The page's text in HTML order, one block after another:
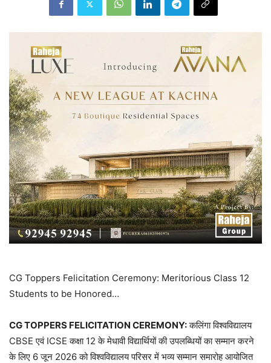
CG Toppers Felicitation Ceremony: Meritorious Class 12
Students to be Honored…
CG TOPPERS FELICITATION CEREMONY:कलिंगा विश्वविद्यालय
CBSE एवं ICSE कक्षा 12 के मेधावी विद्यार्थियों की उपलब्धियों का सम्मान करने
के लिए 6 जून 2026 को विश्वविद्यालय परिसर में भव्य सम्मान समारोह आयोजित